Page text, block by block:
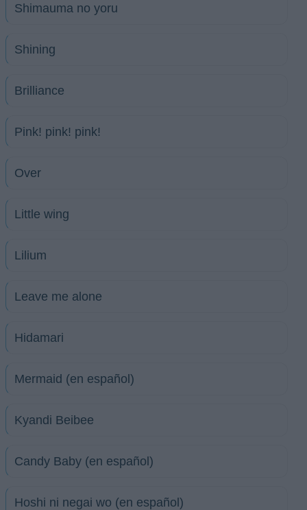
Shimauma no yoru
Shining
Brilliance
Pink! pink! pink!
Over
Little wing
Lilium
Leave me alone
Hidamari
Mermaid (en español)
Kyandi Beibee
Candy Baby (en español)
Hoshi ni negai wo (en español)